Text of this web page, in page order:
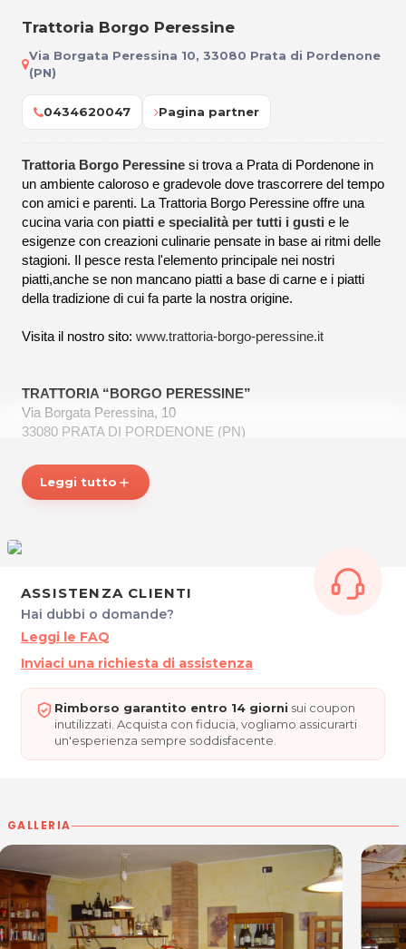
Trattoria Borgo Peressine
Via Borgata Peressina 10, 33080 Prata di Pordenone
(PN)
0434620047 Pagina partner
Trattoria Borgo Peressine si trova a Prata di Pordenone in
un ambiente caloroso e gradevole dove trascorrere del tempo
con amici e parenti. La Trattoria Borgo Peressine offre una
cucina varia con piatti e specialità per tutti i gusti e le
esigenze con creazioni culinarie pensate in base ai ritmi delle
stagioni. Il pesce resta l'elemento principale nei nostri
piatti,anche se non mancano piatti a base di carne e i piatti
della tradizione di cui fa parte la nostra origine.
Visita il nostro sito: www.trattoria-borgo-peressine.it
TRATTORIA “BORGO PERESSINE”
Via Borgata Peressina, 10
33080 PRATA DI PORDENONE (PN)
Tel. 0434620047
Leggi tutto add
ASSISTENZA CLIENTI
Hai dubbi o domande?
Leggi le FAQ
Inviaci una richiesta di assistenza
Rimborso garantito entro 14 giorni sui coupon
inutilizzati. Acquista con fiducia, vogliamo assicurarti
un'esperienza sempre soddisfacente.
GALLERIA